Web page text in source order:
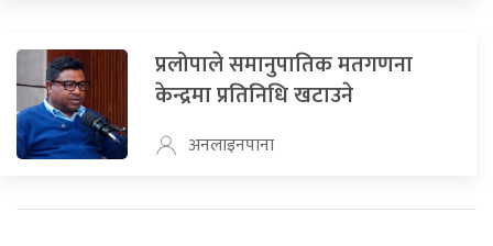
प्रलोपाले समानुपातिक मतगणना
केन्द्रमा प्रतिनिधि खटाउने
अनलाइनपाना